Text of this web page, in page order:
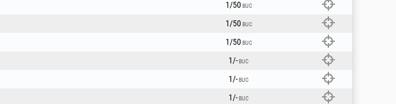
1/50BUC
1/50BUC
1/50BUC
1/-BUC
1/-BUC
1/-BUC